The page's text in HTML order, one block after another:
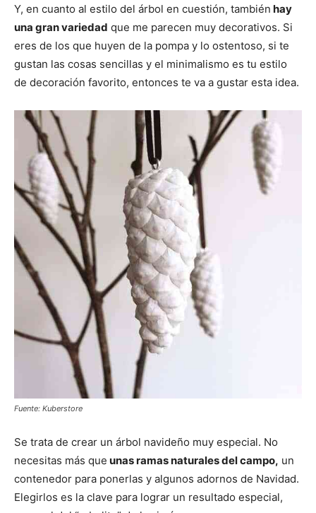
Y, en cuanto al estilo del árbol en cuestión, también hay
una gran variedad que me parecen muy decorativos. Si
eres de los que huyen de la pompa y lo ostentoso, si te
gustan las cosas sencillas y el minimalismo es tu estilo
de decoración favorito, entonces te va a gustar esta idea.
Fuente: Kuberstore
Se trata de crear un árbol navideño muy especial. No
necesitas más que unas ramas naturales del campo, un
contenedor para ponerlas y algunos adornos de Navidad.
Elegirlos es la clave para lograr un resultado especial,